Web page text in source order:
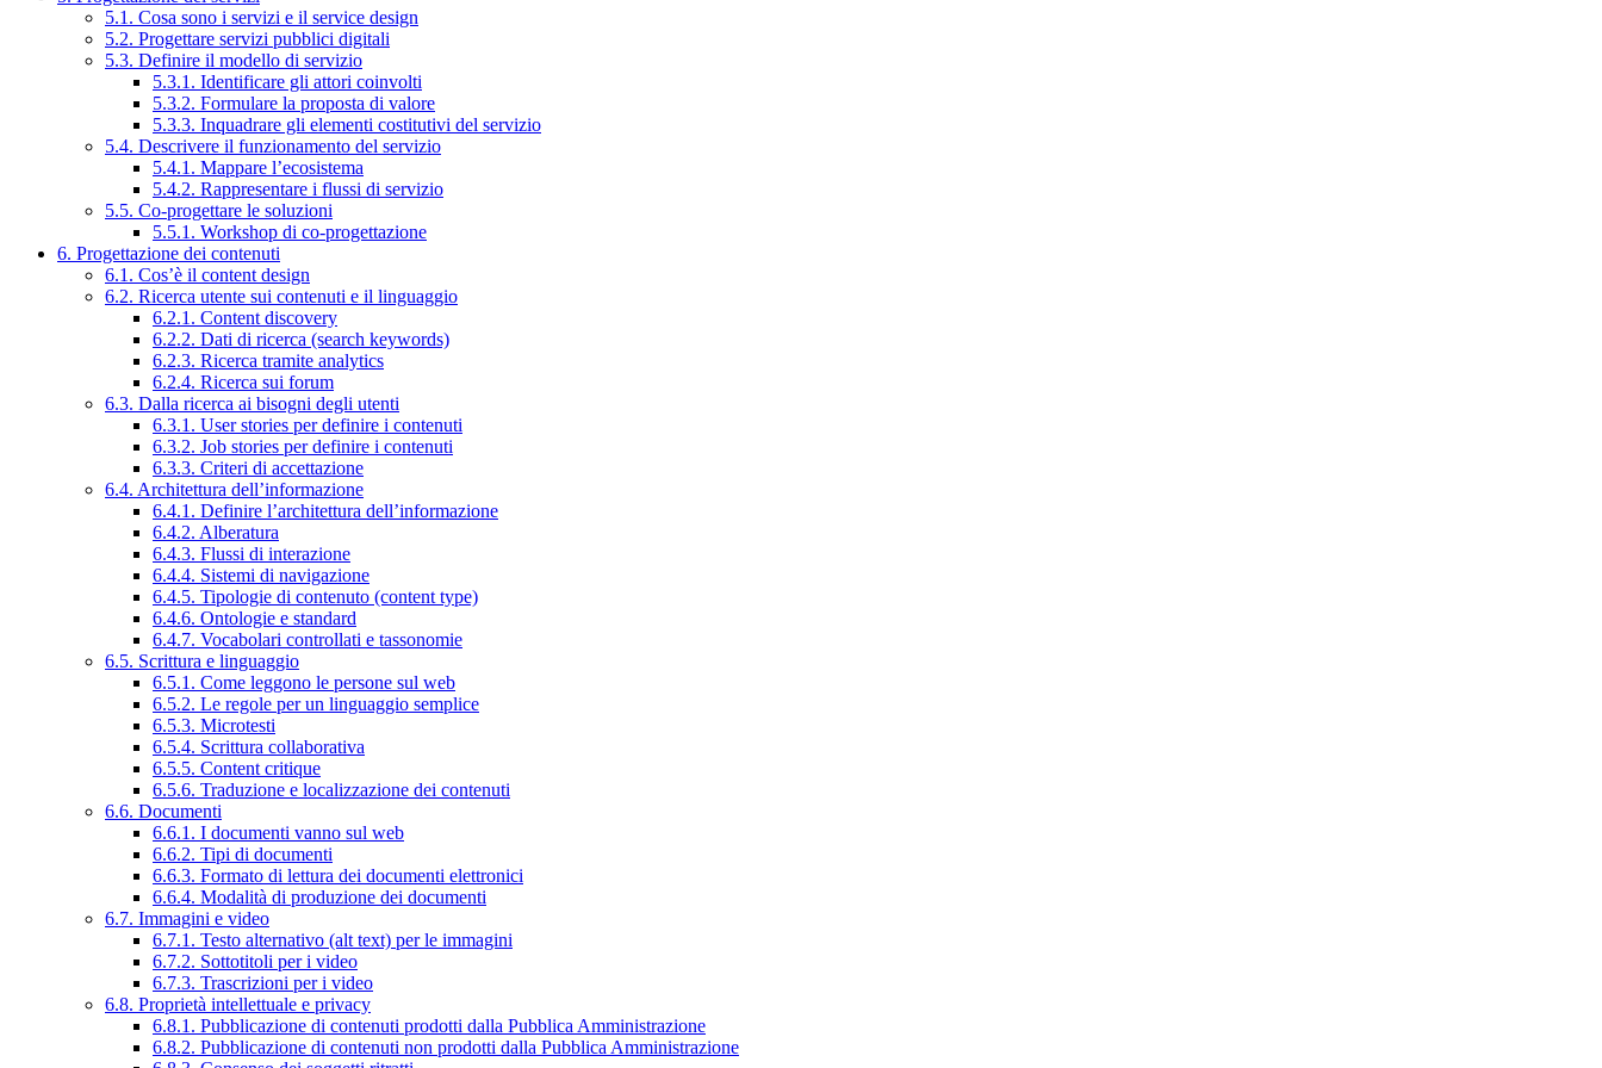
5.1. Cosa sono i servizi e il service design
5.2. Progettare servizi pubblici digitali
5.3. Definire il modello di servizio
5.3.1. Identificare gli attori coinvolti
5.3.2. Formulare la proposta di valore
5.3.3. Inquadrare gli elementi costitutivi del servizio
5.4. Descrivere il funzionamento del servizio
5.4.1. Mappare l’ecosistema
5.4.2. Rappresentare i flussi di servizio
5.5. Co-progettare le soluzioni
5.5.1. Workshop di co-progettazione
6. Progettazione dei contenuti
6.1. Cos’è il content design
6.2. Ricerca utente sui contenuti e il linguaggio
6.2.1. Content discovery
6.2.2. Dati di ricerca (search keywords)
6.2.3. Ricerca tramite analytics
6.2.4. Ricerca sui forum
6.3. Dalla ricerca ai bisogni degli utenti
6.3.1. User stories per definire i contenuti
6.3.2. Job stories per definire i contenuti
6.3.3. Criteri di accettazione
6.4. Architettura dell’informazione
6.4.1. Definire l’architettura dell’informazione
6.4.2. Alberatura
6.4.3. Flussi di interazione
6.4.4. Sistemi di navigazione
6.4.5. Tipologie di contenuto (content type)
6.4.6. Ontologie e standard
6.4.7. Vocabolari controllati e tassonomie
6.5. Scrittura e linguaggio
6.5.1. Come leggono le persone sul web
6.5.2. Le regole per un linguaggio semplice
6.5.3. Microtesti
6.5.4. Scrittura collaborativa
6.5.5. Content critique
6.5.6. Traduzione e localizzazione dei contenuti
6.6. Documenti
6.6.1. I documenti vanno sul web
6.6.2. Tipi di documenti
6.6.3. Formato di lettura dei documenti elettronici
6.6.4. Modalità di produzione dei documenti
6.7. Immagini e video
6.7.1. Testo alternativo (alt text) per le immagini
6.7.2. Sottotitoli per i video
6.7.3. Trascrizioni per i video
6.8. Proprietà intellettuale e privacy
6.8.1. Pubblicazione di contenuti prodotti dalla Pubblica Amministrazione
6.8.2. Pubblicazione di contenuti non prodotti dalla Pubblica Amministrazione